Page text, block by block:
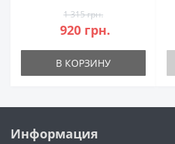
1 315 грн.
920 грн.
В КОРЗИНУ
Информация